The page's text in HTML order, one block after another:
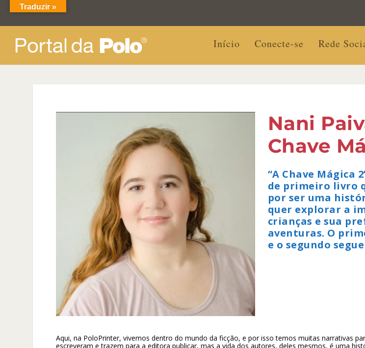
Início Conecte-se Rede
Nani
Chave
“A Chave Mágica
de primeiro livro
por ser uma
quer explorar a
crianças e sua
aventuras. O
e o segundo
Aqui, na PoloPrinter, vivemos dentro do mundo da ficção, e por isso temos muitas narrativas
escreveram e trazem para a editora publicar, mas a vida dos autores, deles mesmos, é uma
Traduzir »